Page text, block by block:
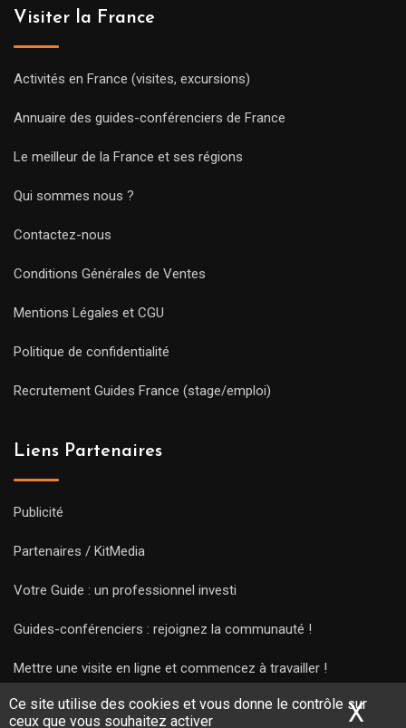
Ce site utilise des cookies et vous donne le contrôle sur
ceux que vous souhaitez activer
X
Visiter la France
Activités en France (visites, excursions)
Annuaire des guides-conférenciers de France
Le meilleur de la France et ses régions
Qui sommes nous ?
Contactez-nous
Conditions Générales de Ventes
Mentions Légales et CGU
Politique de confidentialité
Recrutement Guides France (stage/emploi)
Liens Partenaires
Publicité
Partenaires / KitMedia
Votre Guide : un professionnel investi
Guides-conférenciers : rejoignez la communauté !
Mettre une visite en ligne et commencez à travailler !